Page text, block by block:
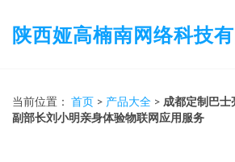
陕西娅高楠南网络科技
当前位置： 首页 > 产品大全 > 成都定制巴
副部长刘小明亲身体验物联网应用服务